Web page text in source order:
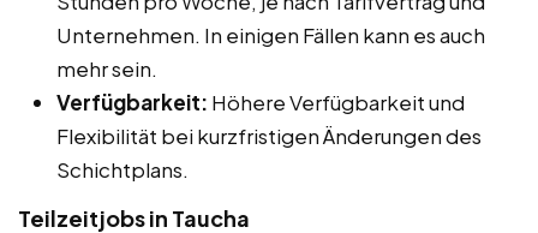
Unternehmen. In einigen Fällen kann es auch
mehr sein.
Verfügbarkeit: Höhere Verfügbarkeit und
Flexibilität bei kurzfristigen Änderungen des
Schichtplans.
Teilzeitjobs in Taucha